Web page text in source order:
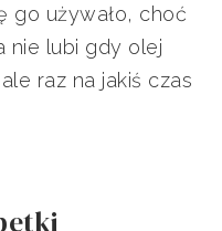
go używało, choć
nie lubi gdy olej
raz na jakiś czas